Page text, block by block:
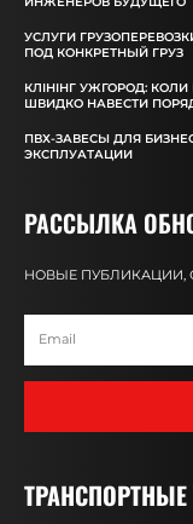
УСЛУГИ
ПОД КОНКРЕТНЫЙ ГРУЗ
КЛІНІНГ УЖГОРОД:
ШВИДКО НАВЕСТИ
ПВХ-ЗАВЕСЫ ДЛЯ
ЭКСПЛУАТАЦИИ
РАССЫЛКА
НОВЫЕ ПУБЛИКАЦИИ,